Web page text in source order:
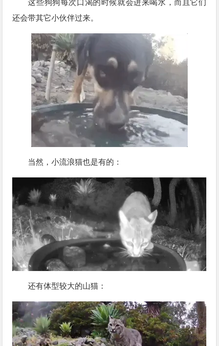
这些狗狗每次口渴的时候就会进来喝水，而且它们
还会带其它小伙伴过来。
当然，小流浪猫也是有的：
还有体型较大的山猫：